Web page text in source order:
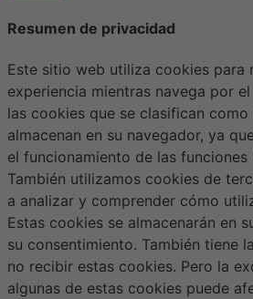
Resumen de privacidad
Este sitio web utiliza cookies para
experiencia mientras navega por
las cookies que se clasifican como
almacenan en su navegador, ya
el funcionamiento de las
También utilizamos cookies de
a analizar y comprender cómo
Estas cookies se almacenarán en
su consentimiento. También tiene
no recibir estas cookies. Pero la
algunas de estas cookies puede